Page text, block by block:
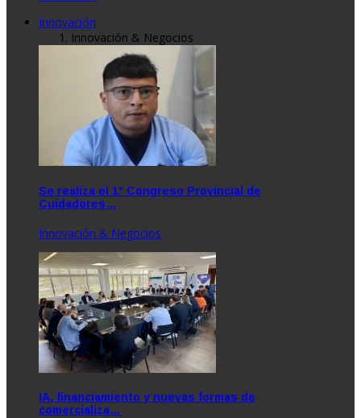
Innovación
Innovación & Negocios
Se realiza el 1° Congreso Provincial de
Cuidadores…
Innovación & Negocios
IA, financiamiento y nuevas formas de
comercializa…